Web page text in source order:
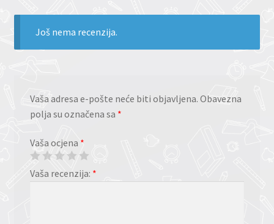
Još nema recenzija.
Vaša adresa e-pošte neće biti objavljena. Obavezna
polja su označena sa *
Vaša ocjena *
Vaša recenzija: *